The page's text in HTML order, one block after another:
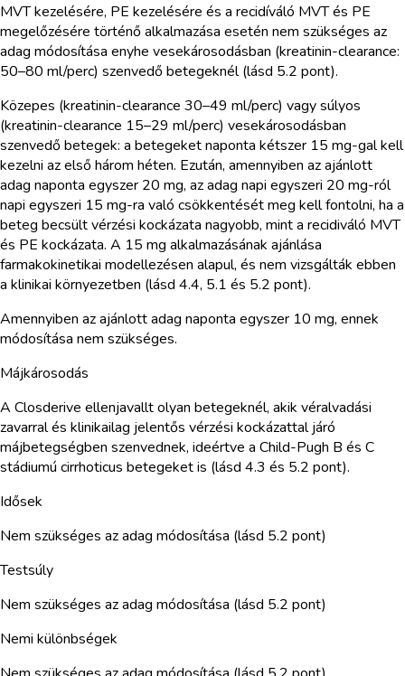
MVT kezelésére, PE kezelésére és a recidíváló MVT és PE
megelőzésére történő alkalmazása esetén nem szükséges az
adag módosítása enyhe vesekárosodásban (kreatinin-clearance:
50–80 ml/perc) szenvedő betegeknél (lásd 5.2 pont).
Közepes (kreatinin-clearance 30–49 ml/perc) vagy súlyos
(kreatinin-clearance 15–29 ml/perc) vesekárosodásban
szenvedő betegek: a betegeket naponta kétszer 15 mg-gal kell
kezelni az első három héten. Ezután, amennyiben az ajánlott
adag naponta egyszer 20 mg, az adag napi egyszeri 20 mg-ról
napi egyszeri 15 mg-ra való csökkentését meg kell fontolni, ha a
beteg becsült vérzési kockázata nagyobb, mint a recidiváló MVT
és PE kockázata. A 15 mg alkalmazásának ajánlása
farmakokinetikai modellezésen alapul, és nem vizsgálták ebben
a klinikai környezetben (lásd 4.4, 5.1 és 5.2 pont).
Amennyiben az ajánlott adag naponta egyszer 10 mg, ennek
módosítása nem szükséges.
Májkárosodás
A Closderive ellenjavallt olyan betegeknél, akik véralvadási
zavarral és klinikailag jelentős vérzési kockázattal járó
májbetegségben szenvednek, ideértve a Child-Pugh B és C
stádiumú cirrhoticus betegeket is (lásd 4.3 és 5.2 pont).
Idősek
Nem szükséges az adag módosítása (lásd 5.2 pont)
Testsúly
Nem szükséges az adag módosítása (lásd 5.2 pont)
Nemi különbségek